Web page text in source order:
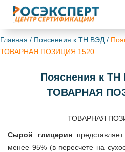
Главная / Пояснения к ТН ВЭД /
ТОВАРНАЯ ПОЗИЦИЯ 1520
Пояснения к
ТОВАРНАЯ
ТОВАРНАЯ
Сырой глицерин
менее 95% (в пересчете на